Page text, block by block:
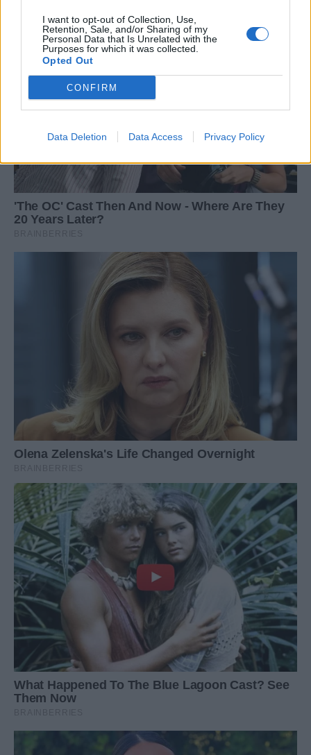
I want to opt-out of Collection, Use,
Retention, Sale, and/or Sharing of my
Personal Data that Is Unrelated with the
Purposes for which it was collected.
Opted Out
CONFIRM
Data Deletion Data Access Privacy Policy